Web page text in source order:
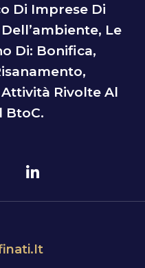
Di Imprese Di
Le
Di: Bonifica,
Rivolte Al
BtoC.